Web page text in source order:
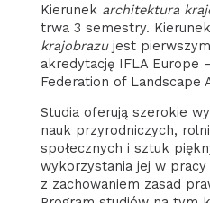
Kierunek architektura
trwa 3 semestry. Kierunek
krajobrazujest
akredytację IFLA Europe
Federation of Landscape
Studia oferują szerokie
nauk przyrodniczych,
społecznych i sztuk
wykorzystania jej w pracy
z zachowaniem zasad